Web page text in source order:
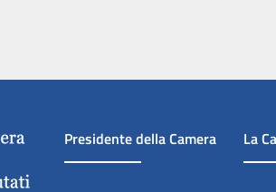
Presidente della Camera La